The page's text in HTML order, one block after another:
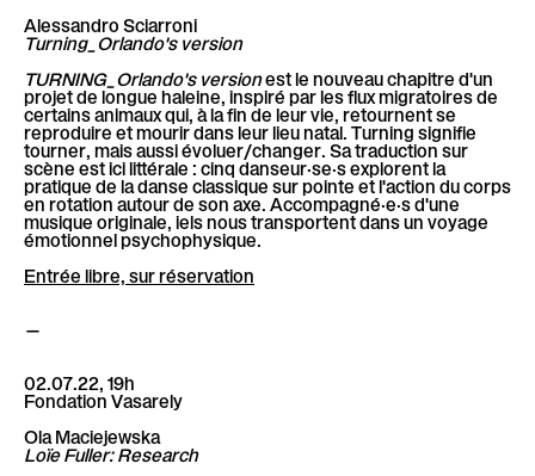
Alessandro Sciarroni
Turning_Orlando's version
TURNING_Orlando's versionest le nouveau chapitre d'un
projet de longue haleine, inspiré par les flux migratoires de
certains animaux qui, à la fin de leur vie, retournent se
reproduire et mourir dans leur lieu natal. Turning signifie
tourner, mais aussi évoluer/changer. Sa traduction sur
scène est ici littérale : cinq danseur·se·s explorent la
pratique de la danse classique sur pointe et l'action du corps
en rotation autour de son axe. Accompagné·e·s d'une
musique originale, iels nous transportent dans un voyage
émotionnel psychophysique.
Entrée libre, sur réservation
—
02.07.22, 19h
Fondation Vasarely
Ola Maciejewska
Loïe Fuller: Research